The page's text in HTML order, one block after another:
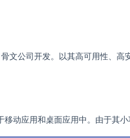
骨文公司开发。以其高可用性、
动应用和桌面应用中。由于其